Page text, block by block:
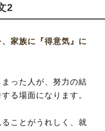
2
家族に『得意気』に
った人が、努力の結
る場面になります。
ことがうれしく、就